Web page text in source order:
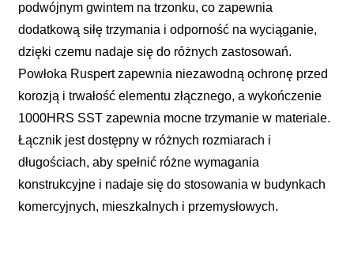
podwójnym gwintem na trzonku, co zapewnia
dodatkową siłę trzymania i odporność na wyciąganie,
dzięki czemu nadaje się do różnych zastosowań.
Powłoka Ruspert zapewnia niezawodną ochronę przed
korozją i trwałość elementu złącznego, a wykończenie
1000HRS SST zapewnia mocne trzymanie w materiale.
Łącznik jest dostępny w różnych rozmiarach i
długościach, aby spełnić różne wymagania
konstrukcyjne i nadaje się do stosowania w budynkach
komercyjnych, mieszkalnych i przemysłowych.